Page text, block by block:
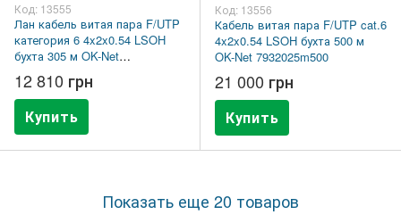
Код: 13555
Лан кабель витая пара F/UTP
категория 6 4x2x0.54 LSOH
бухта 305 м OK-Net
7932025m305
12 810 грн
Купить
Код: 13556
Кабель витая пара F/UTP cat.6
4x2x0.54 LSOH бухта 500 м
OK-Net 7932025m500
21 000 грн
Купить
Показать еще 20 товаров